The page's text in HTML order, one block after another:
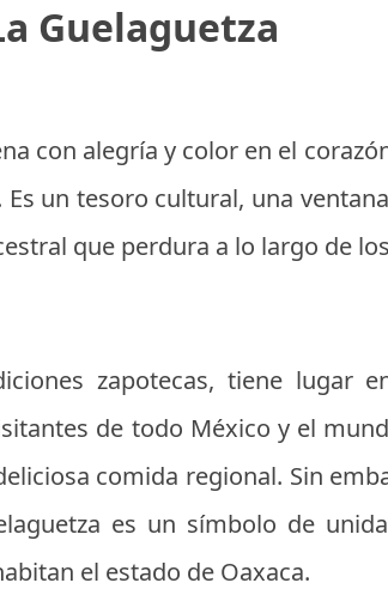
Guelaguetza
con alegría y color en el
un tesoro cultural, una
que perdura a lo largo de
zapotecas, tiene lugar
de todo México y el
comida regional. Sin
es un símbolo de
el estado de Oaxaca.